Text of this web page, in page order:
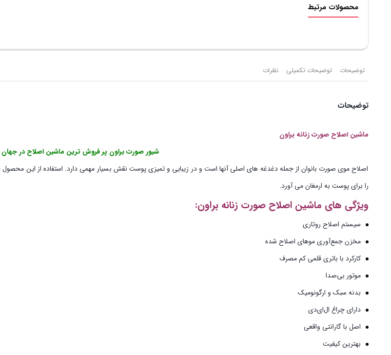
محصولات مرتبط
توضیحات توضیحات تکمیلی نظرات
توضیحات
ماشین اصلاح صورت زنانه براون
شیور صورت براون پر فروش ترین ماشین اصلاح در جهان
اصلاح موی صورت بانوان از جمله دغدغه های اصلی آنها است و در زیبایی و تمیزی پوست نقش بسیار مهمی دارد. استفاده از این محصول
را برای پوست به ارمغان می آورد.
ویژگی های ماشین اصلاح صورت زنانه براون:
سیستم اصلاح روتاری
مخزن جمع‌آوری موهای اصلاح شده
کارکرد با باتری قلمی کم مصرف
موتور بی‌صدا
بدنه سبک و ارگونومیک
دارای چراغ ال‌ای‌دی
اصل با گارانتی واقعی
بهترین کیفیت